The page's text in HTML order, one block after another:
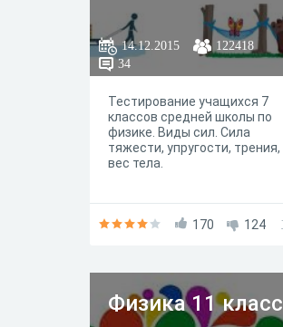
14.12.2015
122418
34
Тестирование учащихся 7
классов средней школы по
физике. Виды сил. Сила
тяжести, упругости, трения,
вес тела.
170 124
Физика 11 класс